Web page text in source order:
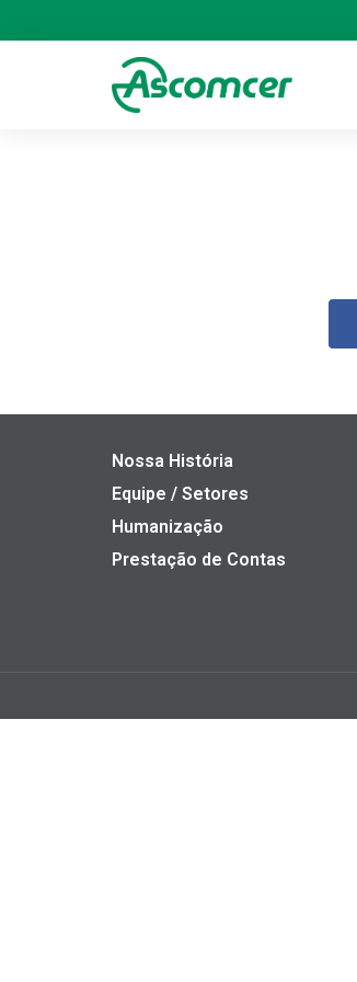
Nossa História
Equipe / Setores
Humanização
Prestação de Contas